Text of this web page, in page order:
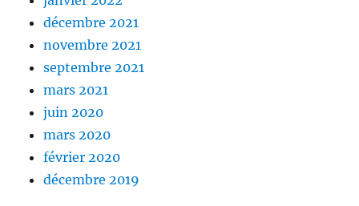
décembre 2021
novembre 2021
septembre 2021
mars 2021
juin 2020
mars 2020
février 2020
décembre 2019